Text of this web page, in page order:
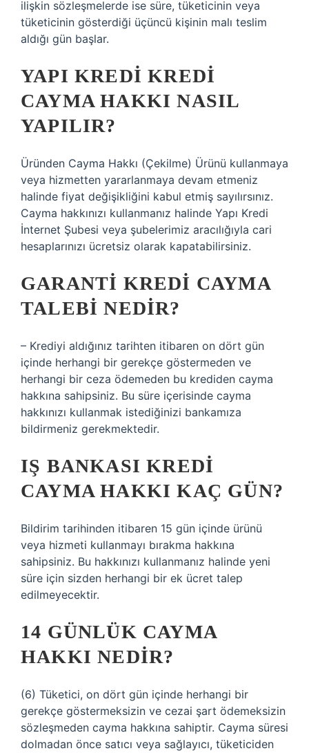
ilişkin sözleşmelerde ise süre, tüketicinin veya
tüketicinin gösterdiği üçüncü kişinin malı teslim
aldığı gün başlar.
YAPI KREDI KREDI
CAYMA HAKKI NASIL
YAPILIR?
Üründen Cayma Hakkı (Çekilme) Ürünü kullanmaya
veya hizmetten yararlanmaya devam etmeniz
halinde fiyat değişikliğini kabul etmiş sayılırsınız.
Cayma hakkınızı kullanmanız halinde Yapı Kredi
İnternet Şubesi veya şubelerimiz aracılığıyla cari
hesaplarınızı ücretsiz olarak kapatabilirsiniz.
GARANTI KREDI CAYMA
TALEBI NEDIR?
– Krediyi aldığınız tarihten itibaren on dört gün
içinde herhangi bir gerekçe göstermeden ve
herhangi bir ceza ödemeden bu krediden cayma
hakkına sahipsiniz. Bu süre içerisinde cayma
hakkınızı kullanmak istediğinizi bankamıza
bildirmeniz gerekmektedir.
IŞ BANKASI KREDI
CAYMA HAKKI KAÇ GÜN?
Bildirim tarihinden itibaren 15 gün içinde ürünü
veya hizmeti kullanmayı bırakma hakkına
sahipsiniz. Bu hakkınızı kullanmanız halinde yeni
süre için sizden herhangi bir ek ücret talep
edilmeyecektir.
14 GÜNLÜK CAYMA
HAKKI NEDIR?
(6) Tüketici, on dört gün içinde herhangi bir
gerekçe göstermeksizin ve cezai şart ödemeksizin
sözleşmeden cayma hakkına sahiptir. Cayma süresi
dolmadan önce satıcı veya sağlayıcı, tüketiciden